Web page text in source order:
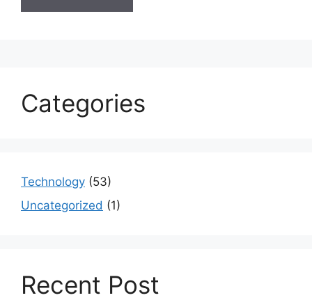
Categories
Technology (53)
Uncategorized (1)
Recent Post